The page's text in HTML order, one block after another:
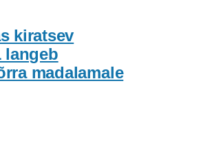
kiratsev
langeb
madalamale